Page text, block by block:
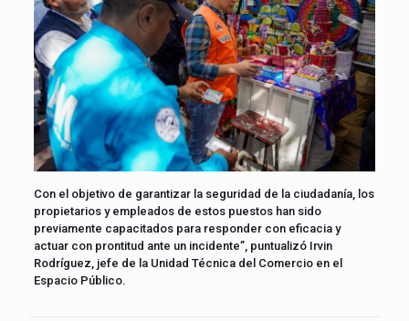
Con el objetivo de garantizar la seguridad de la ciudadanía, los
propietarios y empleados de estos puestos han sido
previamente capacitados para responder con eficacia y
actuar con prontitud ante un incidente”, puntualizó Irvin
Rodríguez, jefe de la Unidad Técnica del Comercio en el
Espacio Público.